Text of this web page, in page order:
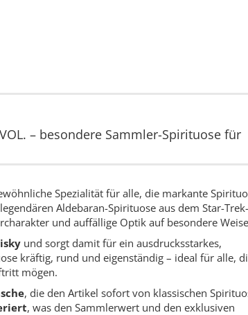
VOL. – besondere Sammler-Spirituose für
Spezialität für alle, die markante
Aldebaran-Spirituose aus dem Star-Trek-
und auffällige Optik auf besondere
und sorgt damit für ein ausdrucksstarkes,
kräftig, rund und eigenständig – ideal für alle,
mögen.
, die den Artikel sofort von klassischen
, was den Sammlerwert und den exklusiven